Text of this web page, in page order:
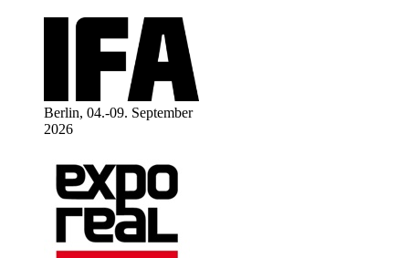
Berlin, 04.-09. September
2026